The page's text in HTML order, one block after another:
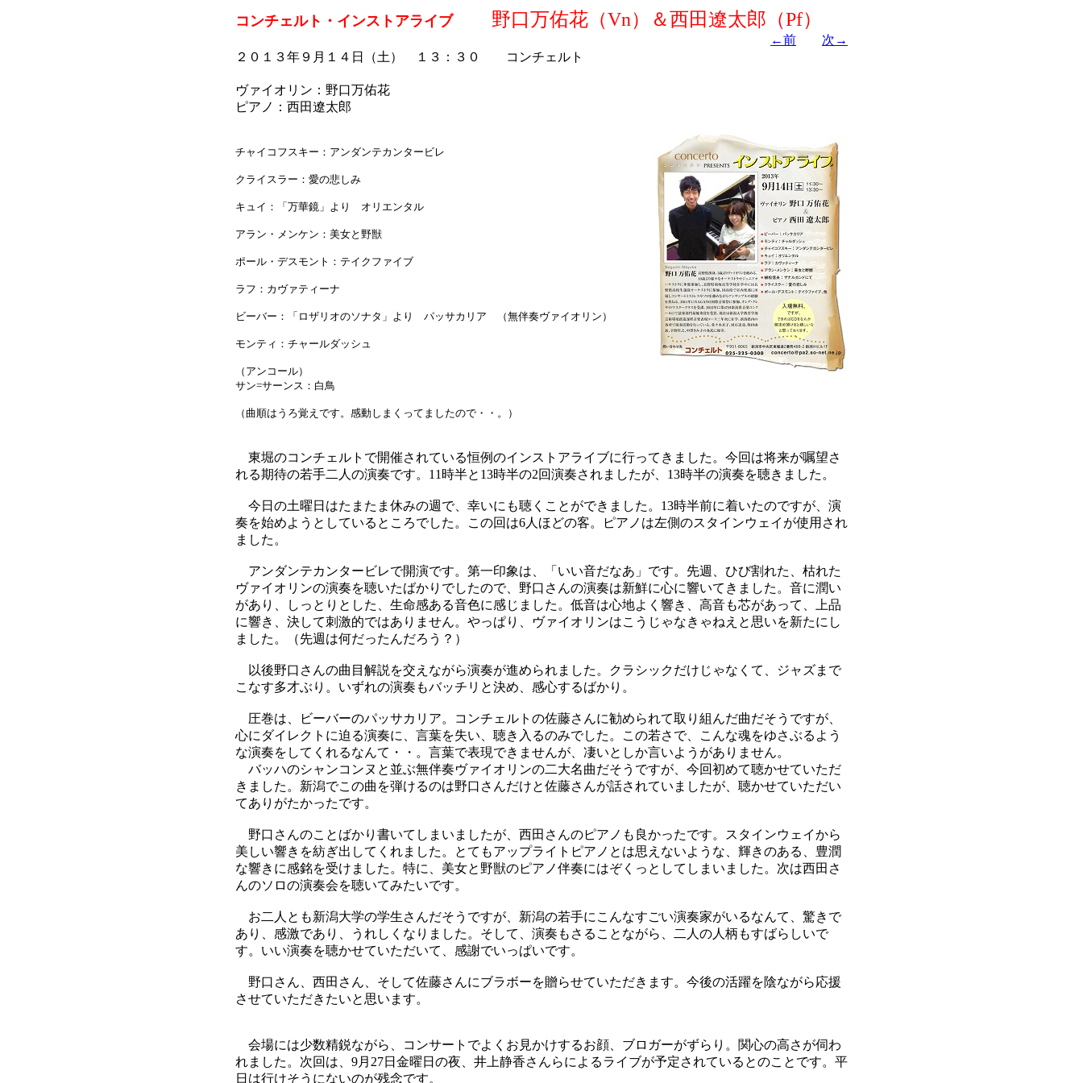
コンチェルト・インストアライブ野口万佑花（Vn）＆西田遼太郎（Pf）
←前
次→
２０１３年９月１４日（土） １３：３０ コンチェルト
ヴァイオリン：野口万佑花
ピアノ：西田遼太郎
チャイコフスキー：アンダンテカンタービレ
クライスラー：愛の悲しみ
キュイ：「万華鏡」より オリエンタル
アラン・メンケン：美女と野獣
ポール・デスモント：テイクファイブ
ラフ：カヴァティーナ
ビーバー：「ロザリオのソナタ」より パッサカリア （無伴奏ヴァイオリン）
モンティ：チャールダッシュ
（アンコール）
サン=サーンス：白鳥
（曲順はうろ覚えです。感動しまくってましたので・・。）
東堀のコンチェルトで開催されている恒例のインストアライブに行ってきました。今回は将来が嘱望さ
れる期待の若手二人の演奏です。11時半と13時半の2回演奏されましたが、13時半の演奏を聴きました。
今日の土曜日はたまたま休みの週で、幸いにも聴くことができました。13時半前に着いたのですが、演
奏を始めようとしているところでした。この回は6人ほどの客。ピアノは左側のスタインウェイが使用され
ました。
アンダンテカンタービレで開演です。第一印象は、「いい音だなあ」です。先週、ひび割れた、枯れた
ヴァイオリンの演奏を聴いたばかりでしたので、野口さんの演奏は新鮮に心に響いてきました。音に潤い
があり、しっとりとした、生命感ある音色に感じました。低音は心地よく響き、高音も芯があって、上品
に響き、決して刺激的ではありません。やっぱり、ヴァイオリンはこうじゃなきゃねえと思いを新たにし
ました。（先週は何だったんだろう？）
以後野口さんの曲目解説を交えながら演奏が進められました。クラシックだけじゃなくて、ジャズまで
こなす多才ぶり。いずれの演奏もバッチリと決め、感心するばかり。
圧巻は、ビーバーのパッサカリア。コンチェルトの佐藤さんに勧められて取り組んだ曲だそうですが、
心にダイレクトに迫る演奏に、言葉を失い、聴き入るのみでした。この若さで、こんな魂をゆさぶるよう
な演奏をしてくれるなんて・・。言葉で表現できませんが、凄いとしか言いようがありません。
バッハのシャンコンヌと並ぶ無伴奏ヴァイオリンの二大名曲だそうですが、今回初めて聴かせていただ
きました。新潟でこの曲を弾けるのは野口さんだけと佐藤さんが話されていましたが、聴かせていただい
てありがたかったです。
野口さんのことばかり書いてしまいましたが、西田さんのピアノも良かったです。スタインウェイから
美しい響きを紡ぎ出してくれました。とてもアップライトピアノとは思えないような、輝きのある、豊潤
な響きに感銘を受けました。特に、美女と野獣のピアノ伴奏にはぞくっとしてしまいました。次は西田さ
んのソロの演奏会を聴いてみたいです。
お二人とも新潟大学の学生さんだそうですが、新潟の若手にこんなすごい演奏家がいるなんて、驚きで
あり、感激であり、うれしくなりました。そして、演奏もさることながら、二人の人柄もすばらしいで
す。いい演奏を聴かせていただいて、感謝でいっぱいです。
野口さん、西田さん、そして佐藤さんにブラボーを贈らせていただきます。今後の活躍を陰ながら応援
させていただきたいと思います。
会場には少数精鋭ながら、コンサートでよくお見かけするお顔、ブロガーがずらり。関心の高さが伺わ
れました。次回は、9月27日金曜日の夜、井上静香さんらによるライブが予定されているとのことです。平
日は行けそうにないのが残念です。